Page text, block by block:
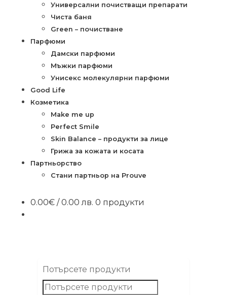
Универсални почистващи препарати
Чиста баня
Green – почистване
Парфюми
Дамски парфюми
Мъжки парфюми
Унисекс молекулярни парфюми
Good Life
Козметика
Make me up
Perfect Smile
Skin Balance – продукти за лице
Грижа за кожата и косата
Партньорство
Стани партньор на Prouve
0.00€ / 0.00 лв. 0 продукти
Потърсете продукти